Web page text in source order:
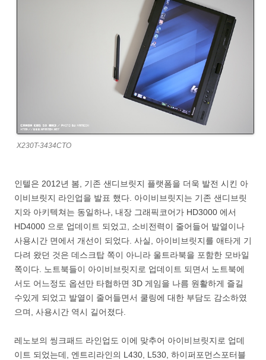
X230T-3434CTO
인텔은 2012년 봄, 기존 샌디브릿지 플랫폼을 더욱 발전 시킨 아
이비브릿지 라인업을 발표 했다. 아이비브릿지는 기존 샌디브릿
지와 아키텍쳐는 동일하나, 내장 그래픽코어가 HD3000 에서
HD4000 으로 업데이트 되었고, 소비전력이 줄어들어 발열이나
사용시간 면에서 개선이 되었다. 사실, 아이비브릿지를 애타게 기
다려 왔던 것은 데스크탑 쪽이 아니라 울트라북을 포함한 모바일
쪽이다. 노트북들이 아이비브릿지로 업데이트 되면서 노트북에
서도 어느정도 옵션만 타협하면 3D 게임을 나름 원활하게 즐길
수있게 되었고 발열이 줄어들면서 쿨링에 대한 부담도 감소하였
으며, 사용시간 역시 길어졌다.
레노보의 씽크패드 라인업도 이에 맞추어 아이비브릿지로 업데
이트 되었는데, 엔트리라인의 L430, L530, 하이퍼포먼스포터블